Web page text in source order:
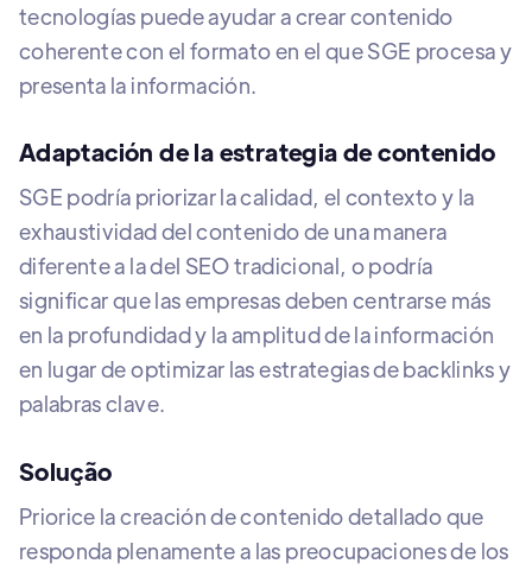
tecnologías puede ayudar a crear contenido
coherente con el formato en el que SGE procesa y
presenta la información.
Adaptación de la estrategia de contenido
SGE podría priorizar la calidad, el contexto y la
exhaustividad del contenido de una manera
diferente a la del SEO tradicional, o podría
significar que las empresas deben centrarse más
en la profundidad y la amplitud de la información
en lugar de optimizar las estrategias de backlinks y
palabras clave.
Solução
Priorice la creación de contenido detallado que
responda plenamente a las preocupaciones de los